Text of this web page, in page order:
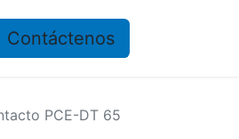
​​Contáctenos
PCE-DT 65